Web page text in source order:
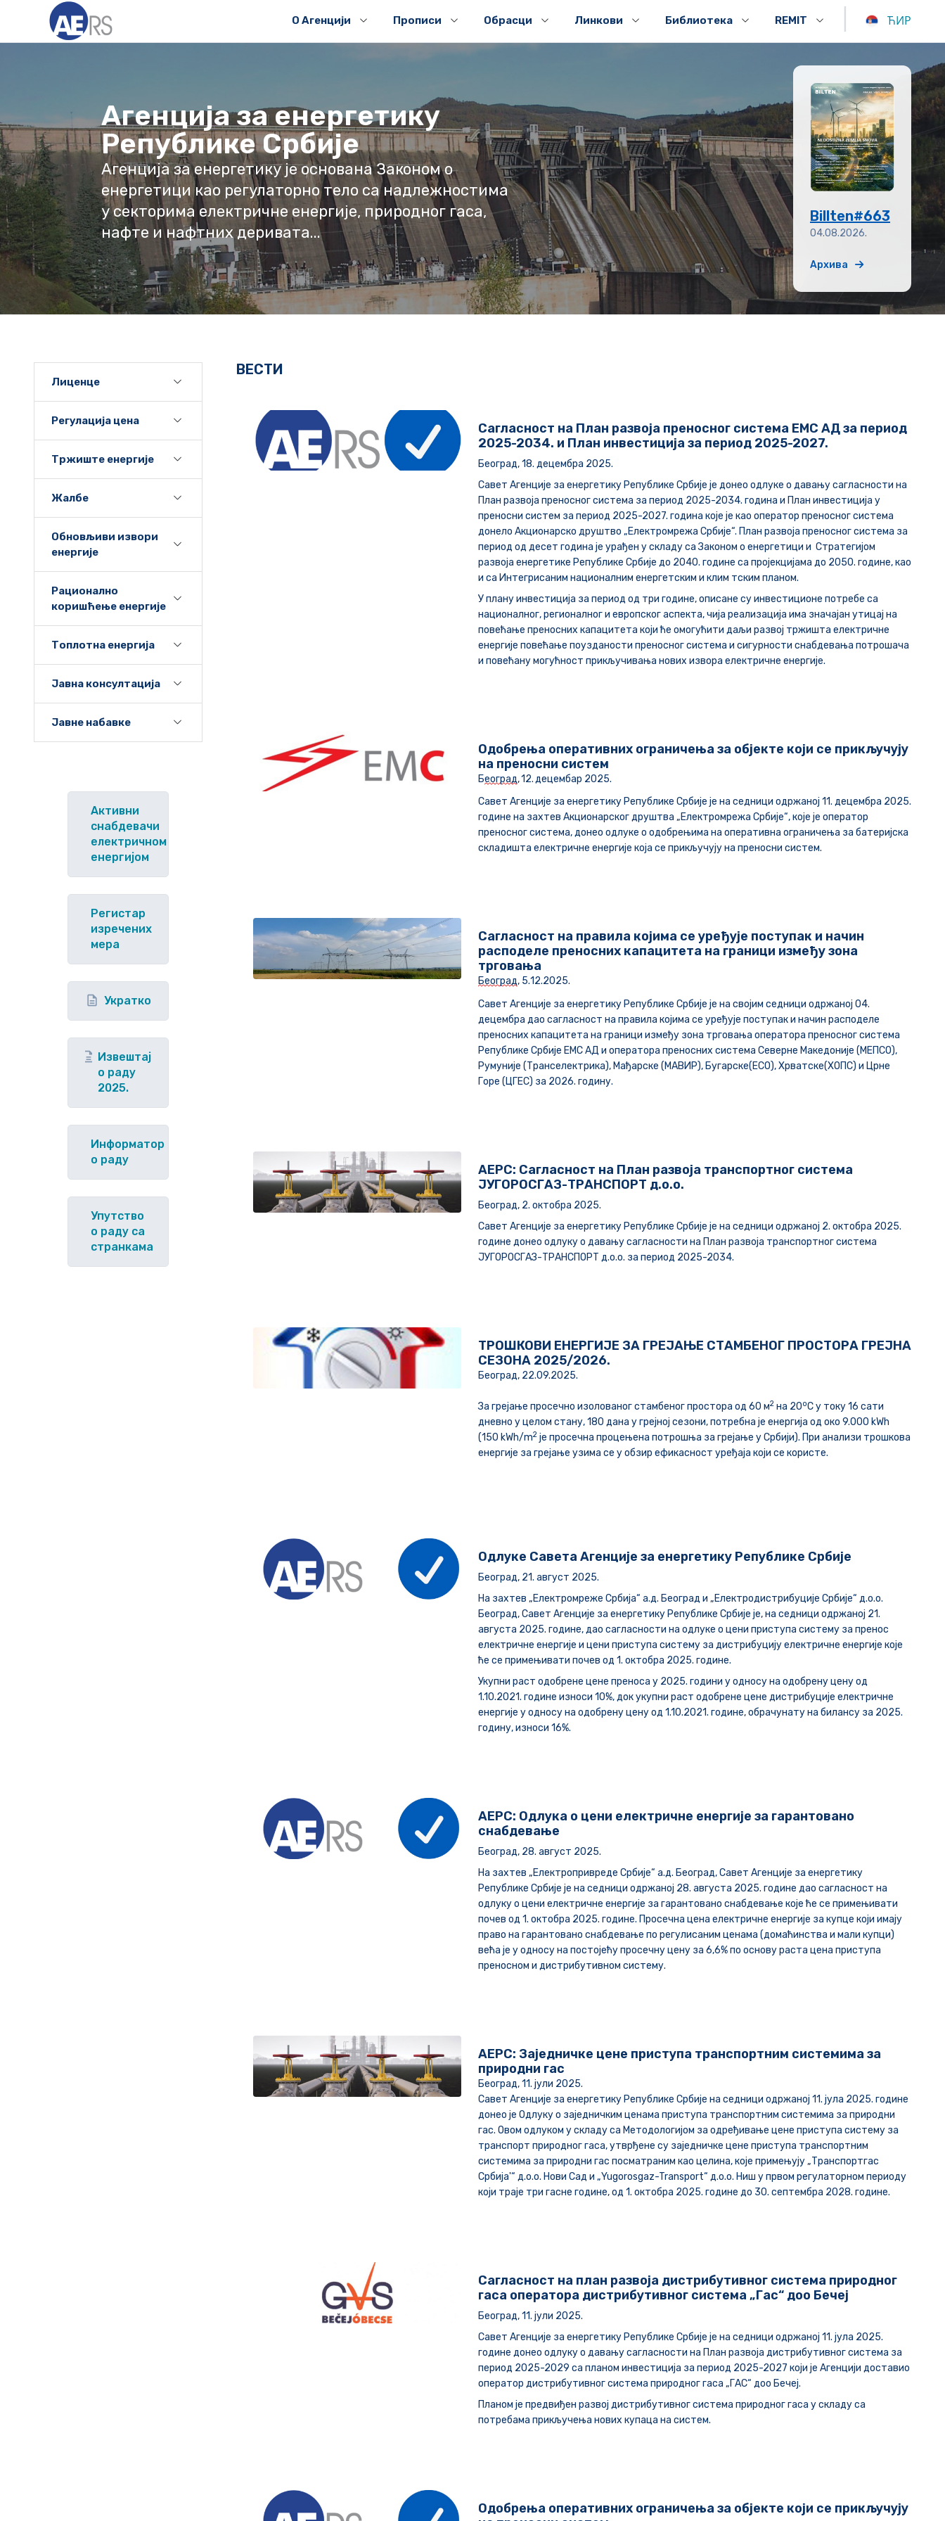
О Агенцији Прописи Обрасци Линкови Библиотека REMIT | ЋИР
Агенција за енергетику
Републике Србије
Агенција за енергетику је основана Законом о
енергетици као регулаторно тело са надлежностима
у секторима електричне енергије, природног гаса,
нафте и нафтних деривата...
Billten#663
04.08.2026.
Архива
Лиценце
Регулација цена
Тржиште енергије
Жалбе
Обновљиви извори
енергије
Рационално
коришћење енергије
Топлотна енергија
Јавна консултација
Јавне набавке
Активни
снабдевачи
електричном
енергијом
Регистар
изречених
мера
Укратко
Извештај
о раду
2025.
Информатор
о раду
Упутство
o раду са
странкама
ВЕСТИ
Сагласност на План развоја преносног система ЕМС АД за период
2025-2034. и План инвестиција за период 2025-2027.
Београд, 18. децембра 2025.
Савет Агенције за енергетику Републике Србије је донео одлуке о давању сагласности на
План развоја преносног система за период 2025-2034. година и План инвестиција у
преносни систем за период 2025-2027. година које је као оператор преносног система
донело Акционарско друштво „Електромрежа Србије“. План развоја преносног система за
период од десет година је урађен у складу са Законом о енергетици и Стратегијом
развоја енергетике Републике Србије до 2040. године са пројекцијама до 2050. године, као
и са Интегрисаним националним енергетским и клим тским планом.
У плану инвестиција за период од три године, описане су инвестиционе потребе са
националног, регионалног и европског аспекта, чија реализација има значајан утицај на
повећање преносних капацитета који ће омогућити даљи развој тржишта електричне
енергије повећање поузданости преносног система и сигурности снабдевања потрошача
и повећану могућност прикључивања нових извора електричне енергије.
Одобрења оперативних ограничења за објекте који се прикључују
на преносни систем
Београд,12.децембар 2025.
Савет Агенције за енергетику Републике Србије је на седници одржаној 11. децембра 2025.
године на захтев Акционарског друштва „Електромрежа Србије“, које је оператор
преносног система, донео одлуке о одобрењима на оперативна ограничења за батеријска
складишта електричне енергије која се прикључују на преносни систем.
Сагласност на правила којима се уређује поступак и начин
расподеле преносних капацитета на граници између зона
трговања
Београд, 5.12.2025.
Савет Агенције за енергетику Републике Србије је на својим седници одржаној 04.
децембра дао сагласност на правила којима се уређује поступак и начин расподеле
преносних капацитета на граници између зона трговања оператора преносног система
Републике Србије ЕМС АД и оператора преносних система Северне Македоније (МЕПСО),
Румуније (Транселектрика), Мађарске (МАВИР), Бугарске(ЕСО), Хрватске(ХОПС) и Црне
Горе (ЦГЕС) за 2026. годину.
АЕРС: Сагласност на План развоја транспортног система
ЈУГОРОСГАЗ-ТРАНСПОРТ д.о.о.
Београд, 2. октобра 2025.
Савет Агенције за енергетику Републике Србије је на седници одржаној 2. октобра 2025.
године донео одлуку о давању сагласности на План развоја транспортног система
ЈУГОРОСГАЗ-ТРАНСПОРТ д.о.о. за период 2025-2034.
ТРОШКОВИ ЕНЕРГИЈЕ ЗА ГРЕЈАЊЕ СТАМБЕНОГ ПРОСТОРА ГРЕЈНА
СЕЗОНА 2025/2026.
Београд, 22.09.2025.
За грејање просечно изолованог стамбеног простора од 60 м2на 20оC у току 16 сати
дневно у целом стану, 180 дана у грејној сезони, потребна је енергија од око 9.000 kWh
(150 kWh/m2је просечна процењена потрошња за грејање у Србији). При анализи трошкова
енергије за грејање узима се у обзир ефикасност уређаја који се користе.
Одлуке Савета Агенције за енергетику Републике Србије
Београд, 21. август 2025.
На захтев „Електромреже Србија“ а.д. Београд и „Електродистрибуције Србије“ д.о.о.
Београд, Савет Агенције за енергетику Републике Србије је, на седници одржаној 21.
августа 2025. године, дао сагласности на одлуке о цени приступа систему за пренос
електричне енергије и цени приступа систему за дистрибуцију електричне енергије које
ће се примењивати почев од 1. октобра 2025. године.
Укупни раст одобрене цене преноса у 2025. години у односу на одобрену цену од
1.10.2021. године износи 10%, док укупни раст одобрене цене дистрибуције електричне
енергије у односу на одобрену цену од 1.10.2021. године, обрачунату на билансу за 2025.
годину, износи 16%.
АЕРС: Одлука о цени електричне енергије за гарантовано
снабдевање
Београд, 28. август 2025.
На захтев „Електропривреде Србије“ а.д. Београд, Савет Агенције за енергетику
Републике Србије је на седници одржаној 28. августа 2025. године дао сагласност на
одлуку о цени електричне енергије за гарантовано снабдевање које ће се примењивати
почев од 1. октобра 2025. године. Просечна цена електричне енергије за купце који имају
право на гарантовано снабдевање по регулисаним ценама (домаћинства и мали купци)
већа је у односу на постојећу просечну цену за 6,6% по основу раста цена приступа
преносном и дистрибутивном систему.
АЕРС: Заједничке цене приступа транспортним системима за
природни гас
Београд, 11. јули 2025.
Савет Агенције за енергетику Републике Србије на седници одржаној 11. јула 2025. године
донео је Одлуку о заједничким ценама приступа транспортним системима за природни
гас. Овом одлуком у складу са Методологијом за одређивање цене приступа систему за
транспорт природног гаса, утврђене су заједничке цене приступа транспортним
системима за природни гас посматраним као целина, које примењују „Транспортгас
Србија'“ д.о.о. Нови Сад и „Yugorosgaz-Transport“ д.о.о. Ниш у првом регулаторном периоду
који траје три гасне године, од 1. октобра 2025. године до 30. септембра 2028. године.
Сагласност на план развоја дистрибутивног система природног
гаса оператора дистрибутивног система „Гас“ доо Бечеј
Београд, 11. јули 2025.
Савет Агенције за енергетику Републике Србије је на седници одржаној 11. јула 2025.
године донео одлуку о давању сагласности на План развоја дистрибутивног система за
период 2025-2029 са планом инвестиција за период 2025-2027 који је Агенцији доставио
оператор дистрибутивног система природног гаса „ГАС“ доо Бечеј.
Планом је предвиђен развој дистрибутивног система природног гаса у складу са
потребама прикључења нових купаца на систем.
Одобрења оперативних ограничења за објекте који се прикључују